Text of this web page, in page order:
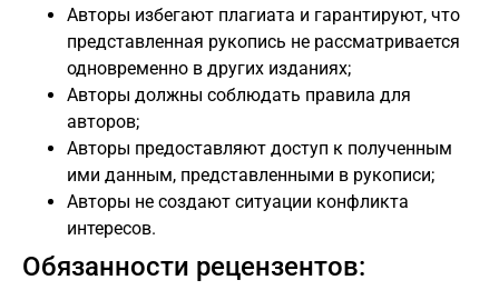
Авторы избегают плагиата и гарантируют, что
представленная рукопись не рассматривается
одновременно в других изданиях;
Авторы должны соблюдать правила для
авторов;
Авторы предоставляют доступ к полученным
ими данным, представленными в рукописи;
Авторы не создают ситуации конфликта
интересов.
Обязанности рецензентов: